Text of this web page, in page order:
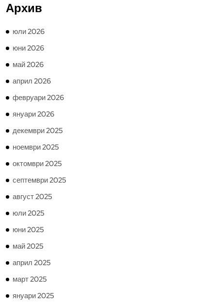
Архив
юли 2026
юни 2026
май 2026
април 2026
февруари 2026
януари 2026
декември 2025
ноември 2025
октомври 2025
септември 2025
август 2025
юли 2025
юни 2025
май 2025
април 2025
март 2025
януари 2025